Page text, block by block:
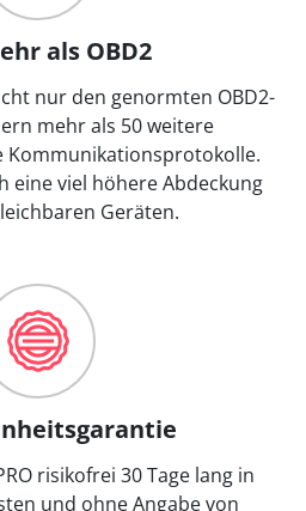
als OBD2
nur den genormten OBD2-
mehr als 50 weitere
Kommunikationsprotokolle.
eine viel höhere Abdeckung
Geräten.
risikofrei 30 Tage lang in
und ohne Angabe von